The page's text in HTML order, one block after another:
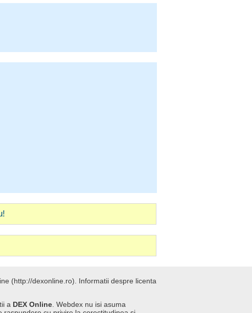
(http://dexonline.ro). Informatii despre licenta
a DEX Online . Webdex nu isi asuma